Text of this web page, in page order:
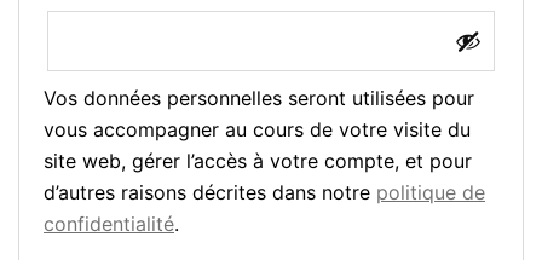
Vos données personnelles seront utilisées pour
vous accompagner au cours de votre visite du
site web, gérer l’accès à votre compte, et pour
d’autres raisons décrites dans notre politique de
confidentialité.